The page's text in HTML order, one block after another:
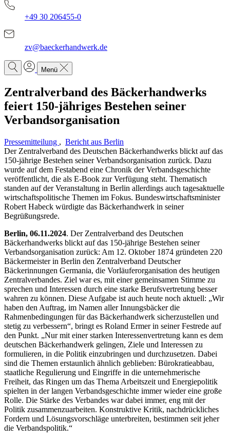
+49 30 206455-0
zv@baeckerhandwerk.de
Menü
Zentralverband des Bäckerhandwerks
feiert 150-jähriges Bestehen seiner
Verbandsorganisation
Pressemitteilung , Bericht aus Berlin
Der Zentralverband des Deutschen Bäckerhandwerks blickt auf das
150-jährige Bestehen seiner Verbandsorganisation zurück. Dazu
wurde auf dem Festabend eine Chronik der Verbandsgeschichte
veröffentlicht, die als E-Book zur Verfügung steht. Thematisch
standen auf der Veranstaltung in Berlin allerdings auch tagesaktuelle
wirtschaftspolitische Themen im Fokus. Bundeswirtschaftsminister
Robert Habeck würdigte das Bäckerhandwerk in seiner
Begrüßungsrede.
Berlin, 06.11.2024. Der Zentralverband des Deutschen
Bäckerhandwerks blickt auf das 150-jährige Bestehen seiner
Verbandsorganisation zurück: Am 12. Oktober 1874 gründeten 220
Bäckermeister in Berlin den Zentralverband Deutscher
Bäckerinnungen Germania, die Vorläuferorganisation des heutigen
Zentralverbandes. Ziel war es, mit einer gemeinsamen Stimme zu
sprechen und Interessen durch eine starke Berufsvertretung besser
wahren zu können. Diese Aufgabe ist auch heute noch aktuell: „Wir
haben den Auftrag, im Namen aller Innungsbäcker die
Rahmenbedingungen für das Bäckerhandwerk sicherzustellen und
stetig zu verbessern“, bringt es Roland Ermer in seiner Festrede auf
den Punkt. „Nur mit einer starken Interessenvertretung kann es dem
deutschen Bäckerhandwerk gelingen, Ziele und Interessen zu
formulieren, in die Politik einzubringen und durchzusetzen. Dabei
sind die Themen erstaunlich ähnlich geblieben: Bürokratieabbau,
staatliche Regulierung und Eingriffe in die unternehmerische
Freiheit, das Ringen um das Thema Arbeitszeit und Energiepolitik
spielten in der langen Verbandsgeschichte immer wieder eine große
Rolle. Die Stärke des Verbandes war dabei immer, eng mit der
Politik zusammenzuarbeiten. Konstruktive Kritik, nachdrückliches
Fordern und Lösungsvorschläge unterbreiten, bestimmen seit jeher
die Verbandspolitik.“